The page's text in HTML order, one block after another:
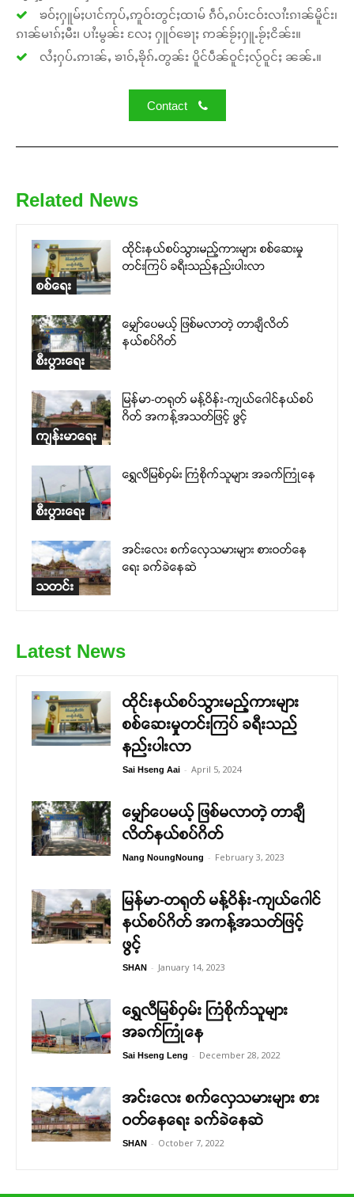
ၶဝ်ႈႁူမ်ႈပၢင်ဢုပ်ႇဢူဝ်းတွင်ႈထၢမ် ၵဵဝ်ႇၵပ်းငဝ်းလၢႆးၵၢၼ်မိူင်း၊
ၵၢၼ်မၢၵ်ႈမီး၊ ပၢႆးမွၼ်း လႄႈ ႁူဝ်ၶေႃႈ ဢၼ်ၶႂ်ႈႁူႉၶႂ်ႈငိၼ်း။
လႆႈႁပ်ႉဢၢၼ်ႇ ၶၢဝ်ႇၶိုၵ်ႉတွၼ်း ပိူင်ပဵၼ်ဝူင်ႈလႂ်ဝူင်ႈ ၼၼ်ႉ။
Contact
Related News
စစ်ရေး
ထိုင်းနယ်စပ်သွားမည့်ကားများ စစ်ဆေးမှု
တင်းကြပ် ခရီးသည်နည်းပါးလာ
စီးပွားရေး
မျှော်ပေမယ့် ဖြစ်မလာတဲ့ တာချီလိတ်
နယ်စပ်ဂိတ်
ကျန်းမာရေး
မြန်မာ-တရုတ် မန့်ဝိန်း-ကျယ်ဂေါင်နယ်စပ်
ဂိတ် အကန့်အသတ်ဖြင့် ဖွင့်
စီးပွားရေး
ရွှေလီမြစ်ဝှမ်း ကြံစိုက်သူများ အခက်ကြုံနေ
သတင်း
အင်းလေး စက်လှေသမားများ စားဝတ်နေ
ရေး ခက်ခဲနေဆဲ
Latest News
ထိုင်းနယ်စပ်သွားမည့်ကားများ
စစ်ဆေးမှုတင်းကြပ် ခရီးသည်
နည်းပါးလာ
Sai Hseng Aai - April 5, 2024
မျှော်ပေမယ့် ဖြစ်မလာတဲ့ တာချီ
လိတ်နယ်စပ်ဂိတ်
Nang NoungNoung - February 3, 2023
မြန်မာ-တရုတ် မန့်ဝိန်း-ကျယ်ဂေါင်
နယ်စပ်ဂိတ် အကန့်အသတ်ဖြင့်
ဖွင့်
SHAN - January 14, 2023
ရွှေလီမြစ်ဝှမ်း ကြံစိုက်သူများ
အခက်ကြုံနေ
Sai Hseng Leng - December 28, 2022
အင်းလေး စက်လှေသမားများ စား
ဝတ်နေရေး ခက်ခဲနေဆဲ
SHAN - October 7, 2022